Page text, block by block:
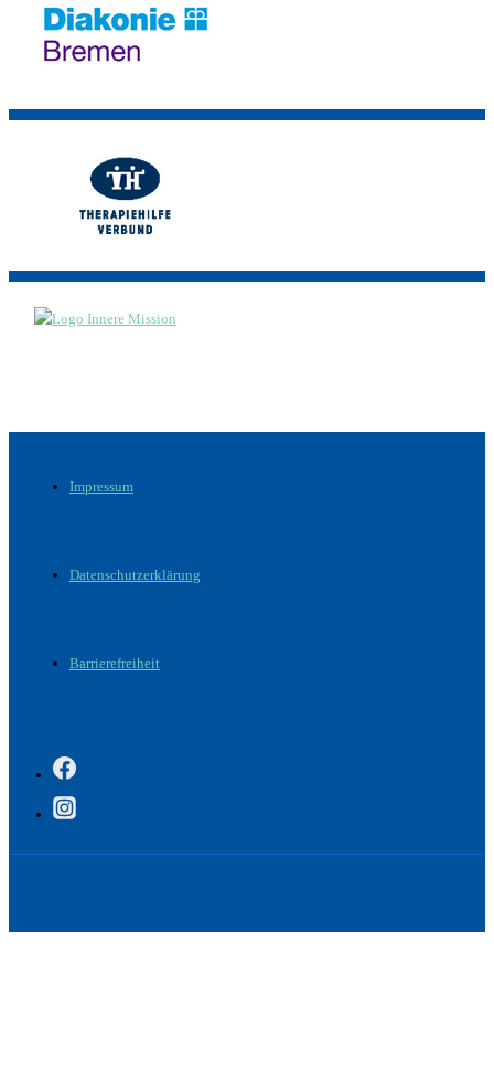
Menü
Impressum
Datenschutzerklärung
Barrierefreiheit